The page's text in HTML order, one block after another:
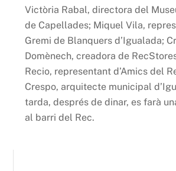
Victòria Rabal, directora del
de Capellades; Miquel Vila,
Gremi de Blanquers d’Igualada;
Domènech, creadora de
Recio, representant d’Amics del
Crespo, arquitecte municipal
tarda, després de dinar, es farà
al barri del Rec.